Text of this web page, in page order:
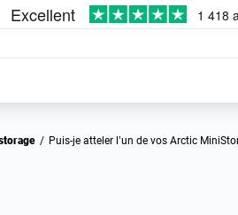
storage / Puis-je atteler l’un de vos Arctic